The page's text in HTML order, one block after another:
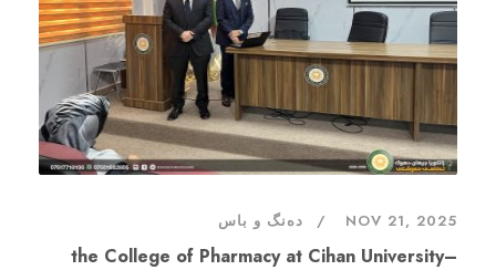
NOV 21, 2025 دەنگ و باس
the College of Pharmacy at Cihan University–